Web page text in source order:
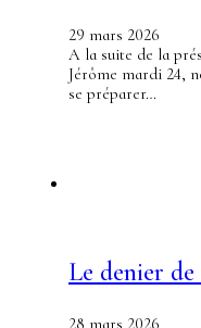
29 mars 2026
A la suite de la
Jérôme mardi 24,
se préparer…
Le denier de
28 mars 2026